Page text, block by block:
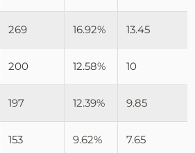
269 16.92% 13.45
200 12.58% 10
197 12.39% 9.85
153 9.62% 7.65